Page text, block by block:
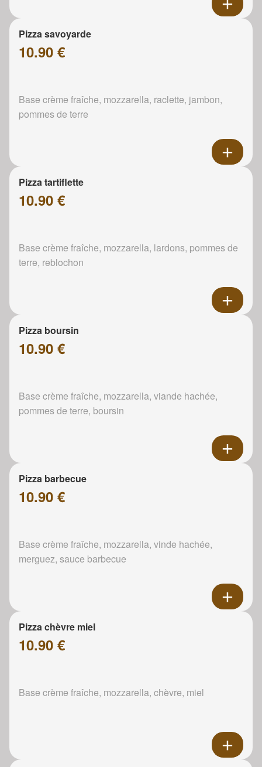
Pizza savoyarde
10.90 €
Base crème fraîche, mozzarella, raclette, jambon,
pommes de terre
Pizza tartiflette
10.90 €
Base crème fraîche, mozzarella, lardons, pommes de
terre, reblochon
Pizza boursin
10.90 €
Base crème fraîche, mozzarella, viande hachée,
pommes de terre, boursin
Pizza barbecue
10.90 €
Base crème fraîche, mozzarella, vinde hachée,
merguez, sauce barbecue
Pizza chèvre miel
10.90 €
Base crème fraîche, mozzarella, chèvre, miel